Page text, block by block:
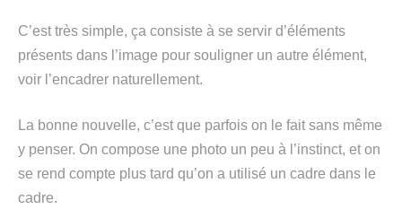
C’est très simple, ça consiste à se servir d’éléments
présents dans l’image pour souligner un autre élément,
voir l’encadrer naturellement.
La bonne nouvelle, c’est que parfois on le fait sans même
y penser. On compose une photo un peu à l’instinct, et on
se rend compte plus tard qu’on a utilisé un cadre dans le
cadre.